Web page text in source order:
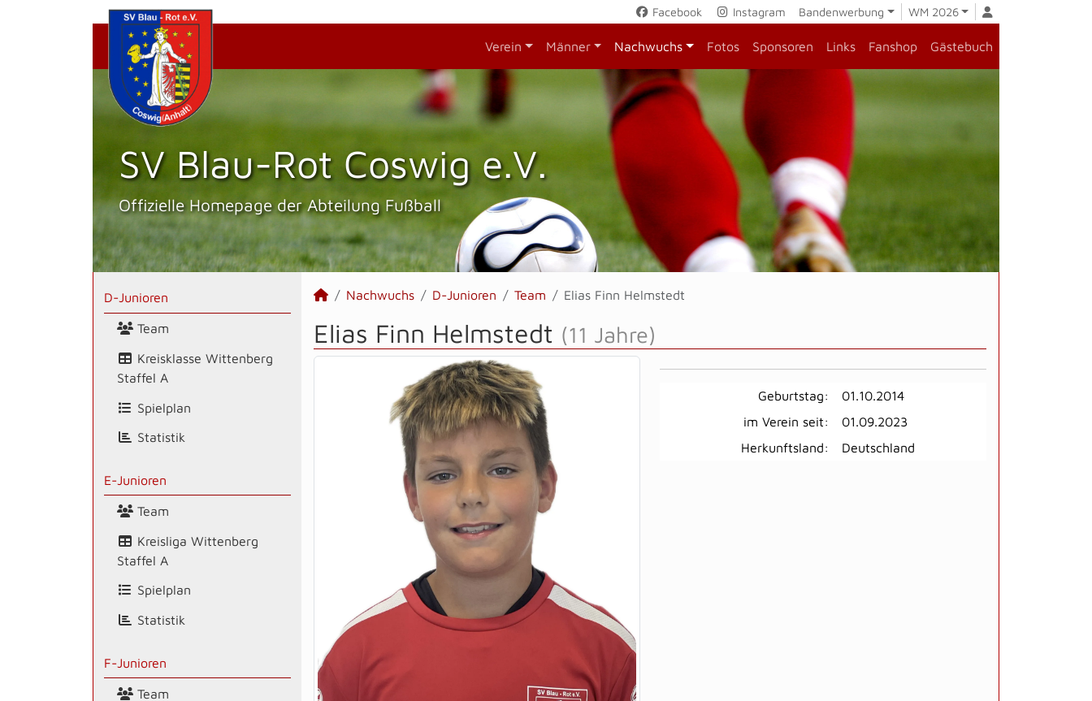
Facebook Instagram Bandenwerbung WM 2026
Verein Männer Nachwuchs Fotos Sponsoren Links Fanshop Gästebuch
SV Blau-Rot Coswig e.V.
Offizielle Homepage der Abteilung Fußball
D-Junioren
Team
Kreisklasse Wittenberg
Staffel A
Spielplan
Statistik
E-Junioren
Team
Kreisliga Wittenberg
Staffel A
Spielplan
Statistik
F-Junioren
Team
Nachwuchs D-Junioren Team Elias Finn Helmstedt
Elias Finn Helmstedt (11 Jahre)
Geburtstag:
01.10.2014
im Verein seit:
01.09.2023
Herkunftsland:
Deutschland